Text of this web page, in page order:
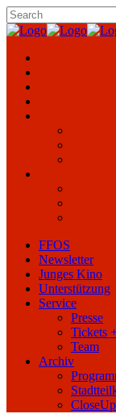
FFOS
Newsletter
Junges Kino
Unterstützung
Service
Presse
Tickets
Team
Archiv